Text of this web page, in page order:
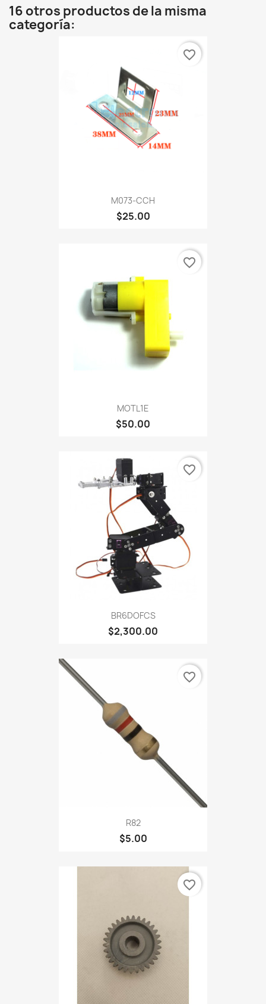
16 otros productos de la misma
categoría:
M073-CCH
$25.00
favorite_border
MOTL1E
$50.00
favorite_border
BR6DOFCS
$2,300.00
favorite_border
R82
$5.00
favorite_border
favorite_border